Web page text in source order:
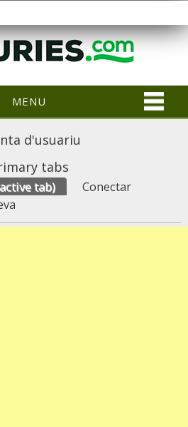
MENU
d'usuariu
tabs
tab)
Conectar